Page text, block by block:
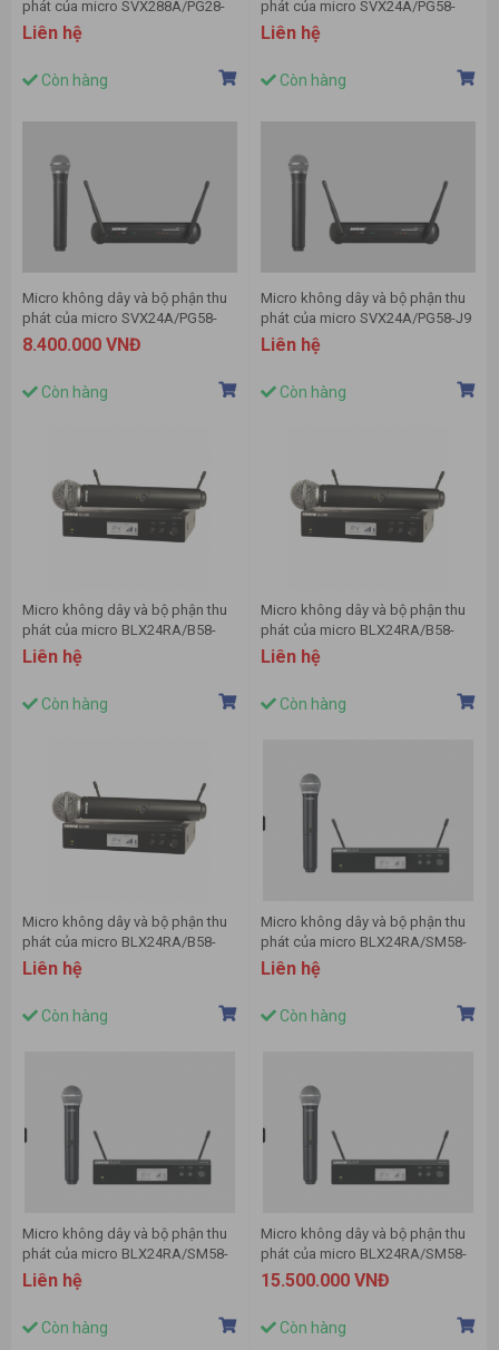
phát của micro SVX288A/PG28-
G15 hiệu Shure
Liên hệ
Còn hàng
phát của micro SVX24A/PG58-
G15 hiệu Shure
Liên hệ
Còn hàng
Micro không dây và bộ phận thu
phát của micro SVX24A/PG58-
P16 hiệu Shure
8.400.000 VNĐ
Còn hàng
Micro không dây và bộ phận thu
phát của micro SVX24A/PG58-J9
hiệu Shure
Liên hệ
Còn hàng
Micro không dây và bộ phận thu
phát của micro BLX24RA/B58-
M17 hiệu Shure
Liên hệ
Còn hàng
Micro không dây và bộ phận thu
phát của micro BLX24RA/B58-
M3E hiệu Shure
Liên hệ
Còn hàng
Micro không dây và bộ phận thu
phát của micro BLX24RA/B58-
H8E hiệu Shure
Liên hệ
Còn hàng
Micro không dây và bộ phận thu
phát của micro BLX24RA/SM58-
K3E hiệu Shure
Liên hệ
Còn hàng
Micro không dây và bộ phận thu
phát của micro BLX24RA/SM58-
J10 hiệu Shure
Liên hệ
Còn hàng
Micro không dây và bộ phận thu
phát của micro BLX24RA/SM58-
H8E hiệu Shure
15.500.000 VNĐ
Còn hàng